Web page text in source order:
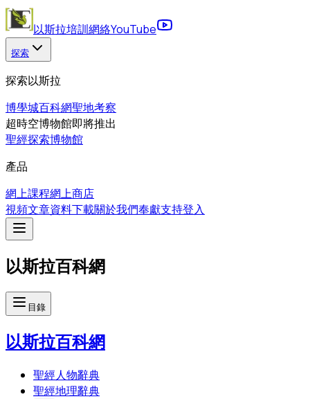
以斯拉培訓網絡YouTube
探索
探索以斯拉
博學城百科網聖地考察
超時空博物館即將推出
聖經探索博物館
產品
網上課程網上商店
視頻文章資料下載關於我們奉獻支持登入
以斯拉百科網
目錄
以斯拉百科網
聖經人物辭典
聖經地理辭典